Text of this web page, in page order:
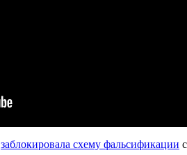
заблокировала схему фальсификации